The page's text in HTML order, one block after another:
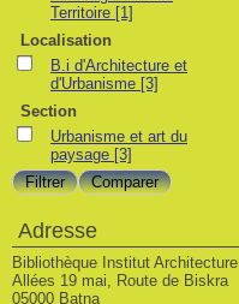
Territoire [1]
Localisation
B.i d'Architecture et
d'Urbanisme [3]
Section
Urbanisme et art du
paysage [3]
Adresse
Bibliothèque Institut Architecture
Allées 19 mai, Route de Biskra
05000 Batna